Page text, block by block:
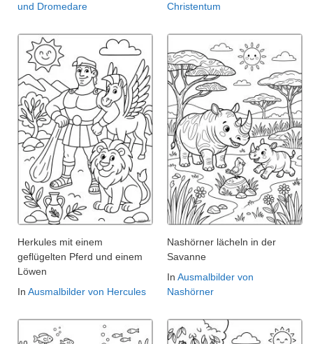
und Dromedare
Christentum
Herkules mit einem
geflügelten Pferd und einem
Löwen
In Ausmalbilder von Hercules
Nashörner lächeln in der
Savanne
In Ausmalbilder von
Nashörner